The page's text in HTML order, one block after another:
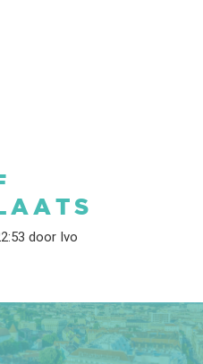
door Ivo